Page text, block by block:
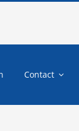
Contact